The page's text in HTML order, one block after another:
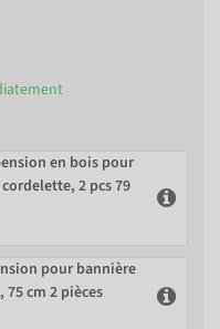
en bois pour
2 pcs 79
pour bannière
cm 2 pièces